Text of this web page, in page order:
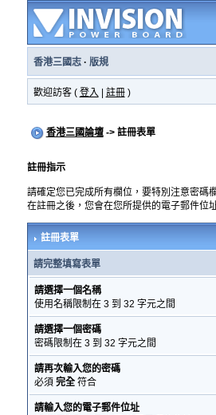
香港三國志· 版規
歡迎訪客 ( 登入 註冊)
香港三國論壇-> 註冊表單
註冊指示
請確定您已完成所有欄位，要特別注意密碼
在註冊之後，您會在您所提供的電子郵件位
註冊表單
請完整填寫表單
請選擇一個名稱
使用名稱限制在 3 到 32 字元之間
請選擇一個密碼
密碼限制在 3 到 32 字元之間
請再次輸入您的密碼
必須 完全符合
請輸入您的電子郵件位址